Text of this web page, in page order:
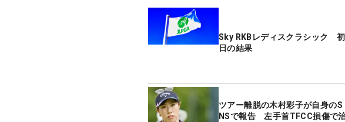
Sky RKBレディスクラシック 初
日の結果
ツアー離脱の木村彩子が自身のS
NSで報告 左手首TFCC損傷で